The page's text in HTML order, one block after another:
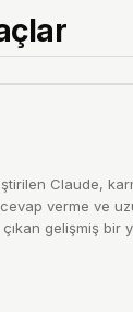
Claude,
verme ve
gelişmiş bir